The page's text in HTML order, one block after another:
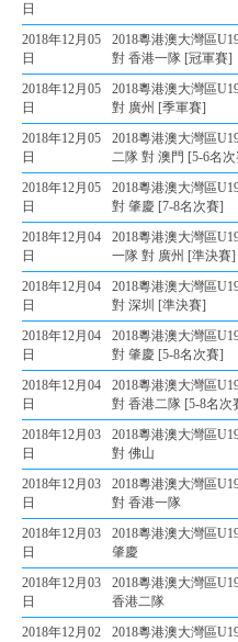
日
2018年12月05
日
2018粵港澳大灣區
對 香港一隊 [冠軍賽]
2018年12月05
日
2018粵港澳大灣區
對 廣州 [季軍賽]
2018年12月05
日
2018粵港澳大灣區
二隊 對 澳門 [5-6名次
2018年12月05
日
2018粵港澳大灣區
對 肇慶 [7-8名次賽]
2018年12月04
日
2018粵港澳大灣區
一隊 對 廣州 [準決賽]
2018年12月04
日
2018粵港澳大灣區
對 深圳 [準決賽]
2018年12月04
日
2018粵港澳大灣區
對 肇慶 [5-8名次賽]
2018年12月04
日
2018粵港澳大灣區
對 香港二隊 [5-8名次
2018年12月03
日
2018粵港澳大灣區
對 佛山
2018年12月03
日
2018粵港澳大灣區
對 香港一隊
2018年12月03
日
2018粵港澳大灣區
肇慶
2018年12月03
日
2018粵港澳大灣區
香港二隊
2018年12月02
2018粵港澳大灣區